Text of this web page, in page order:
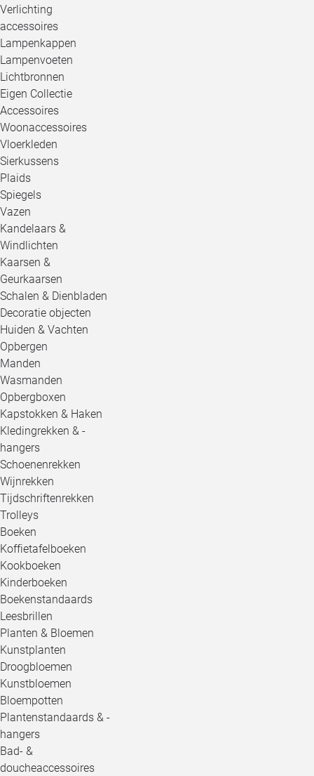
Verlichting
accessoires
Lampenkappen
Lampenvoeten
Lichtbronnen
Eigen Collectie
Accessoires
Woonaccessoires
Vloerkleden
Sierkussens
Plaids
Spiegels
Vazen
Kandelaars &
Windlichten
Kaarsen &
Geurkaarsen
Schalen & Dienbladen
Decoratie objecten
Huiden & Vachten
Opbergen
Manden
Wasmanden
Opbergboxen
Kapstokken & Haken
Kledingrekken & -
hangers
Schoenenrekken
Wijnrekken
Tijdschriftenrekken
Trolleys
Boeken
Koffietafelboeken
Kookboeken
Kinderboeken
Boekenstandaards
Leesbrillen
Planten & Bloemen
Kunstplanten
Droogbloemen
Kunstbloemen
Bloempotten
Plantenstandaards & -
hangers
Bad- &
doucheaccessoires